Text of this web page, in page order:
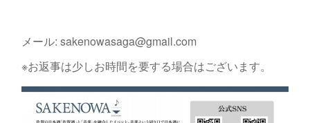
メール: sakenowasaga@gmail.com
※お返事は少しお時間を要する場合はございます。